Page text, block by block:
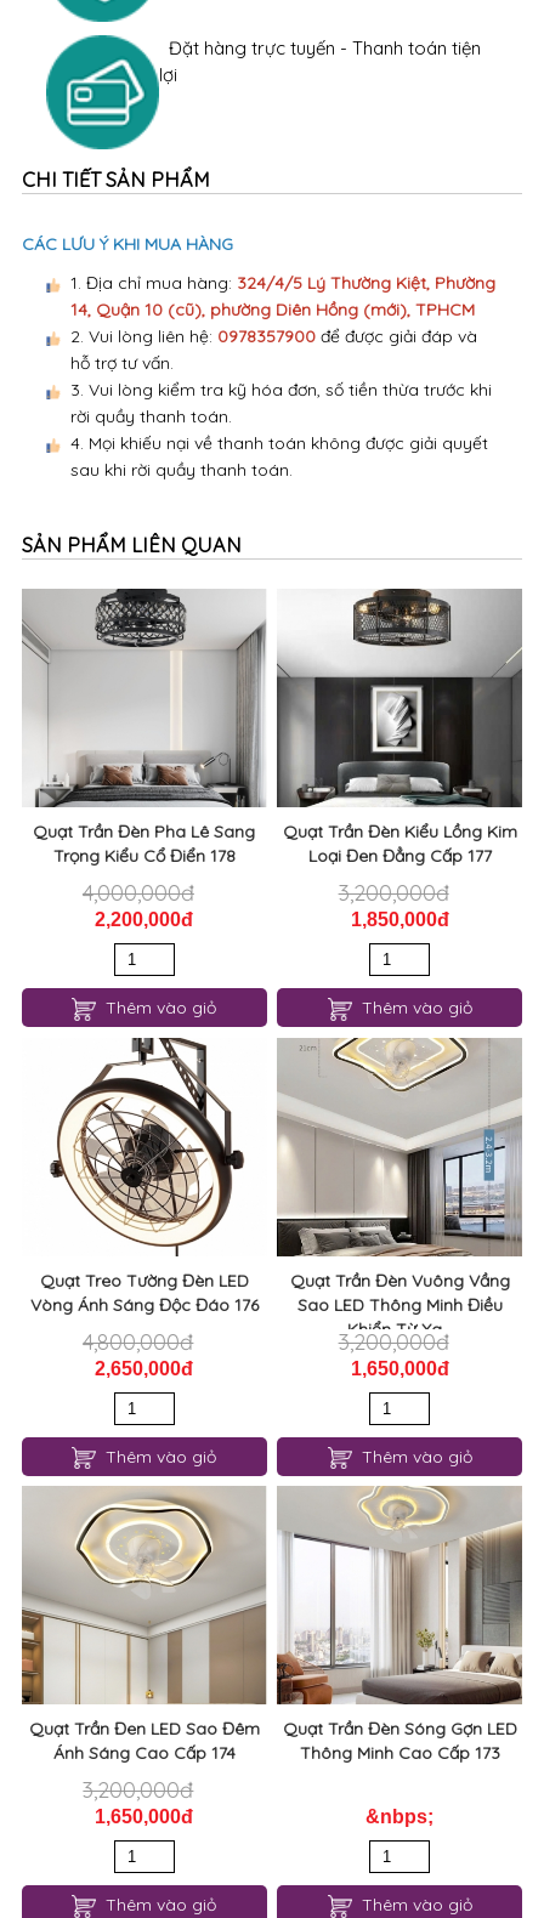
Đặt hàng trực tuyến - Thanh toán tiện
lợi
CHI TIẾT SẢN PHẨM
CÁC LƯU Ý KHI MUA HÀNG
1. Địa chỉ mua hàng: 324/4/5 Lý Thường Kiệt, Phường
14, Quận 10 (cũ), phường Diên Hồng (mới), TPHCM
2. Vui lòng liên hệ: 0978357900để được giải đáp và
hỗ trợ tư vấn.
3. Vui lòng kiểm tra kỹ hóa đơn, số tiền thừa trước khi
rời quầy thanh toán.
4. Mọi khiếu nại về thanh toán không được giải quyết
sau khi rời quầy thanh toán.
SẢN PHẨM LIÊN QUAN
Quạt Trần Đèn Pha Lê Sang
Trọng Kiểu Cổ Điển 178
4,000,000đ
2,200,000đ
Thêm vào giỏ
Quạt Trần Đèn Kiểu Lồng Kim
Loại Đen Đẳng Cấp 177
3,200,000đ
1,850,000đ
Thêm vào giỏ
Quạt Treo Tường Đèn LED
Vòng Ánh Sáng Độc Đáo 176
4,800,000đ
2,650,000đ
Thêm vào giỏ
Quạt Trần Đèn Vuông Vầng
Sao LED Thông Minh Điều
Khiển Từ Xa...
3,200,000đ
1,650,000đ
Thêm vào giỏ
Quạt Trần Đen LED Sao Đêm
Ánh Sáng Cao Cấp 174
3,200,000đ
1,650,000đ
Thêm vào giỏ
Quạt Trần Đèn Sóng Gợn LED
Thông Minh Cao Cấp 173
&nbps;
Thêm vào giỏ